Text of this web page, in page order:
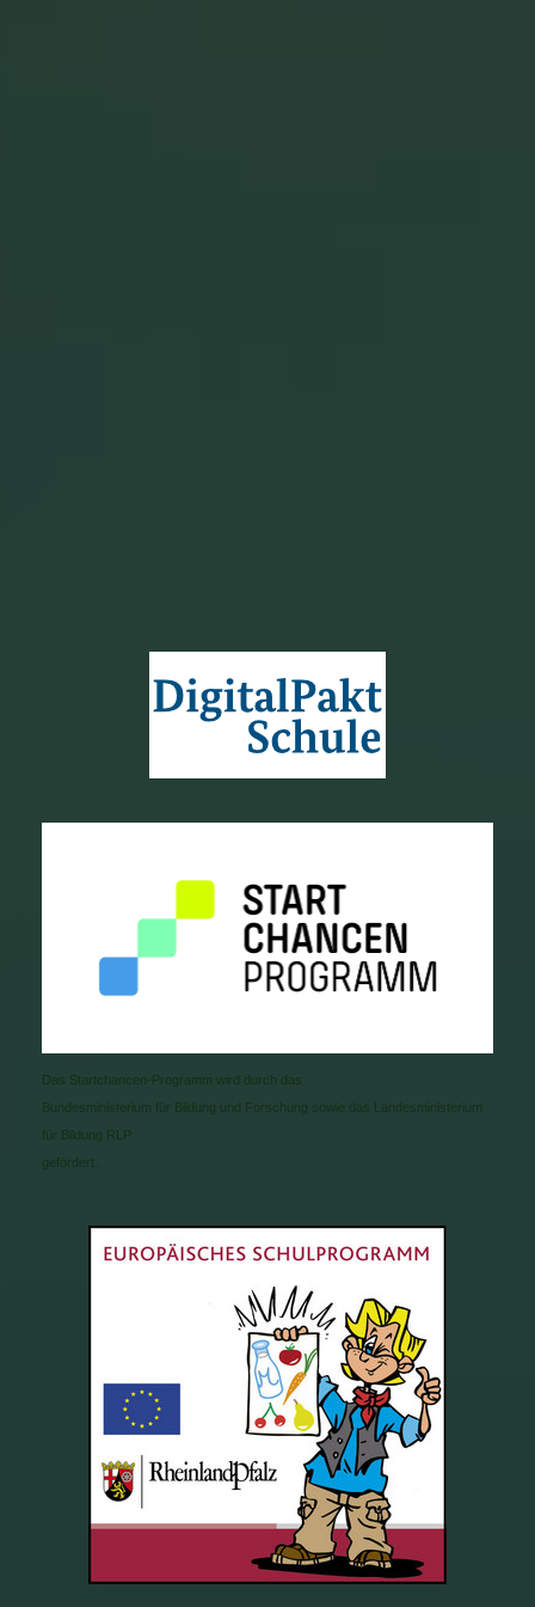
Das Startchancen-Programm wird durch das
Bundesministerium für Bildung und Forschung sowie das Landesministerium
für Bildung RLP
gefördert.